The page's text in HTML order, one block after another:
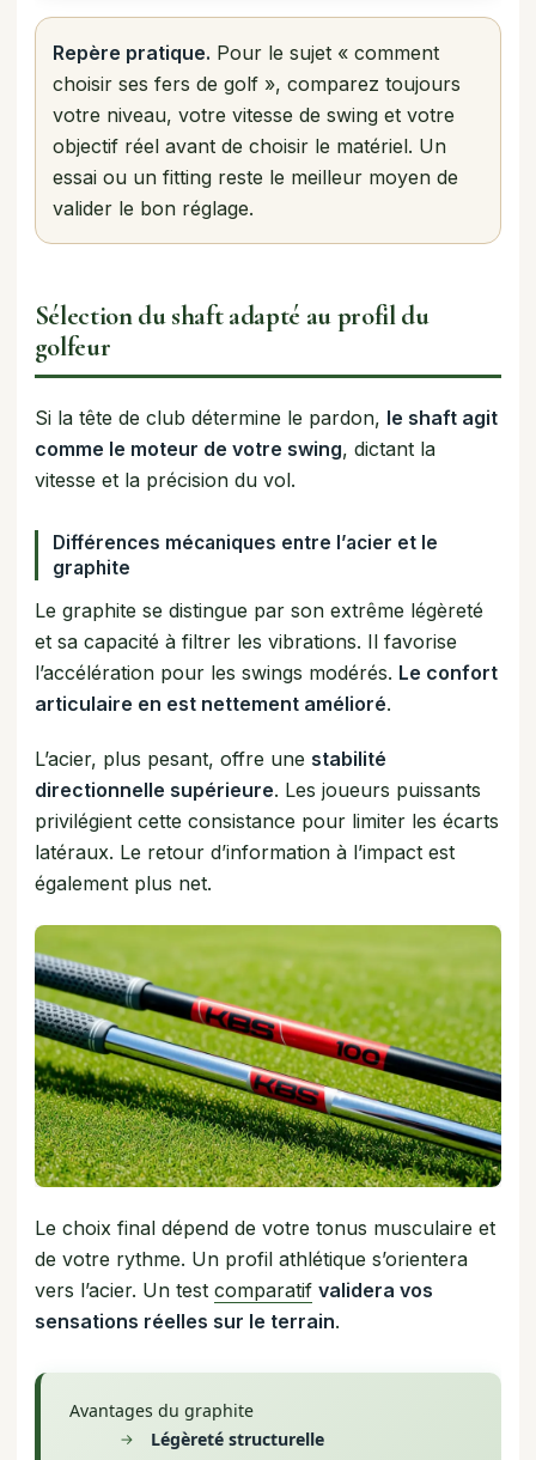
Repère pratique. Pour le sujet « comment
choisir ses fers de golf », comparez toujours
votre niveau, votre vitesse de swing et votre
objectif réel avant de choisir le matériel. Un
essai ou un fitting reste le meilleur moyen de
valider le bon réglage.
Sélection du shaft adapté au profil du
golfeur
Si la tête de club détermine le pardon, le shaft agit
comme le moteur de votre swing, dictant la
vitesse et la précision du vol.
Différences mécaniques entre l’acier et le
graphite
Le graphite se distingue par son extrême légèreté
et sa capacité à filtrer les vibrations. Il favorise
l’accélération pour les swings modérés. Le confort
articulaire en est nettement amélioré.
L’acier, plus pesant, offre une stabilité
directionnelle supérieure. Les joueurs puissants
privilégient cette consistance pour limiter les écarts
latéraux. Le retour d’information à l’impact est
également plus net.
Le choix final dépend de votre tonus musculaire et
de votre rythme. Un profil athlétique s’orientera
vers l’acier. Un test comparatif validera vos
sensations réelles sur le terrain.
Avantages du graphite
Légèreté structurelle